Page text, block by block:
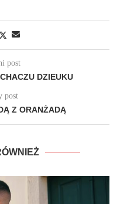
post
DZIEUKU
post
Z ORANŻADĄ